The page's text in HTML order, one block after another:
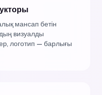
мансап бетін
визуалды
логотип — барлығы